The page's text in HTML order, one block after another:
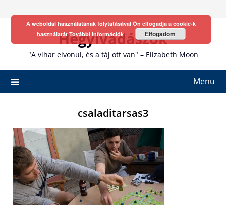
Hegyivadászok
"A vihar elvonul, és a táj ott van" – Elizabeth Moon
Menu
csaladitarsas3
A weboldal használatának folytatásával Ön elfogadja a cookie-k
használatátTovábbi információk Elfogadom